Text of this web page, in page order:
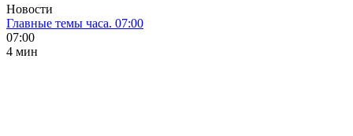
Новости
Главные темы часа. 07:00
07:00
4 мин